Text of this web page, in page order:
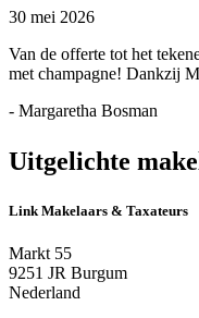
30 mei 2026
Van de offerte tot het
met champagne! Dankzij
- Margaretha Bosman
Uitgelichte
Link Makelaars & Taxateurs
Markt 55
9251 JR Burgum
Nederland